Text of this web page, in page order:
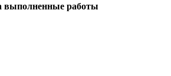
выполненные работы